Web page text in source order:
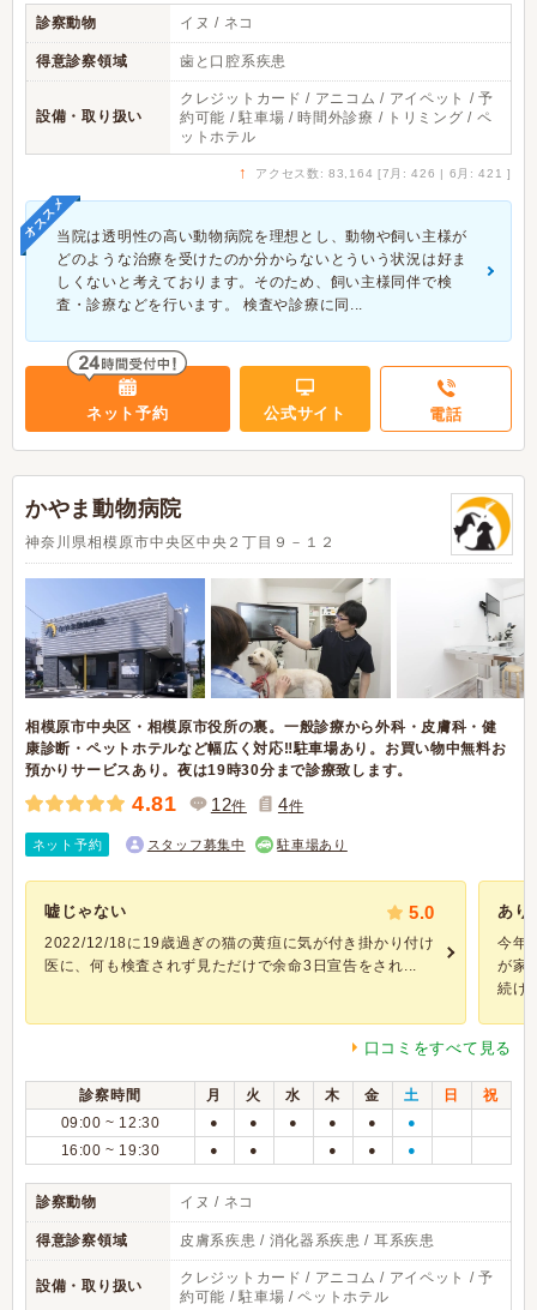
診察動物 イヌ / ネコ
得意診察領域 歯と口腔系疾患
設備・取り扱い
クレジットカード / アニコム / アイペット / 予
約可能 / 駐車場 / 時間外診療 / トリミング / ペ
ットホテル
↑ アクセス数: 83,164 [7月: 426 | 6月: 421 ]
オススメ当院は透明性の高い動物病院を理想とし、動物や飼い主様が
どのような治療を受けたのか分からないとういう状況は好ま
しくないと考えております。そのため、飼い主様同伴で検
査・診療などを行います。 検査や診療に同...
ネット予約 公式サイト 電話
かやま動物病院
神奈川県相模原市中央区中央２丁目９－１２
相模原市中央区・相模原市役所の裏。一般診療から外科・皮膚科・健
康診断・ペットホテルなど幅広く対応‼駐車場あり。お買い物中無料お
預かりサービスあり。夜は19時30分まで診療致します。
4.81 12件 4件
ネット予約 スタッフ募集中 駐車場あり
嘘じゃない 5.0
2022/12/18に19歳過ぎの猫の黄疸に気が付き掛かり付け
医に、何も検査されず見ただけで余命3日宣告をされ...
あり
今年
が家
続け
口コミをすべて見る
診察時間 月 火 水 木 金 土 日
祝
09:00 ~ 12:30
● ● ● ● ● ●
16:00 ~ 19:30 ● ● ● ● ●
診察動物 イヌ / ネコ
得意診察領域 皮膚系疾患 / 消化器系疾患 / 耳系疾患
設備・取り扱い
クレジットカード / アニコム / アイペット / 予
約可能 / 駐車場 / ペットホテル